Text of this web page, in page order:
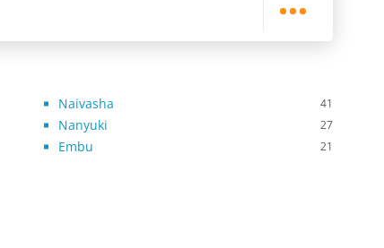
Naivasha 41
Nanyuki 27
Embu 21